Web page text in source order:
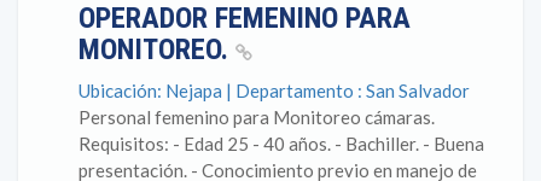
OPERADOR FEMENINO PARA
MONITOREO.
Ubicación: Nejapa | Departamento : San Salvador
Personal femenino para Monitoreo cámaras.
Requisitos: - Edad 25 - 40 años. - Bachiller. - Buena
presentación. - Conocimiento previo en manejo de